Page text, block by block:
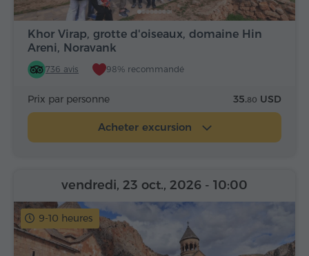
Khor Virap, grotte d'oiseaux, domaine Hin
Areni, Noravank
736 avis 98% recommandé
Prix par personne 35.80 USD
Acheter excursion
9-10 heures
vendredi, 23 oct., 2026 - 10:00